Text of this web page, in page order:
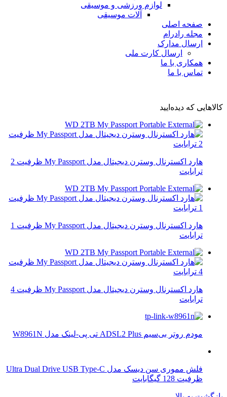
لوازم ورزشی و موسیقی
آلات موسیقی
صفحه اصلی
مجله رادرام
ارسال مدارک
ارسال کارت ملی
همکاری با ما
تماس با ما
کالاهایی که دیده‌ایید
هارد اکسترنال وسترن دیجیتال مدل My Passport ظرفیت 2
ترابایت
هارد اکسترنال وسترن دیجیتال مدل My Passport ظرفیت 1
ترابایت
هارد اکسترنال وسترن دیجیتال مدل My Passport ظرفیت 4
ترابایت
مودم روتر بی‌سیم ADSL2 Plus تی پی-لینک مدل W8961N
فلش مموری سن دیسک مدل Ultra Dual Drive USB Type-C
ظرفیت 128 گیگابایت